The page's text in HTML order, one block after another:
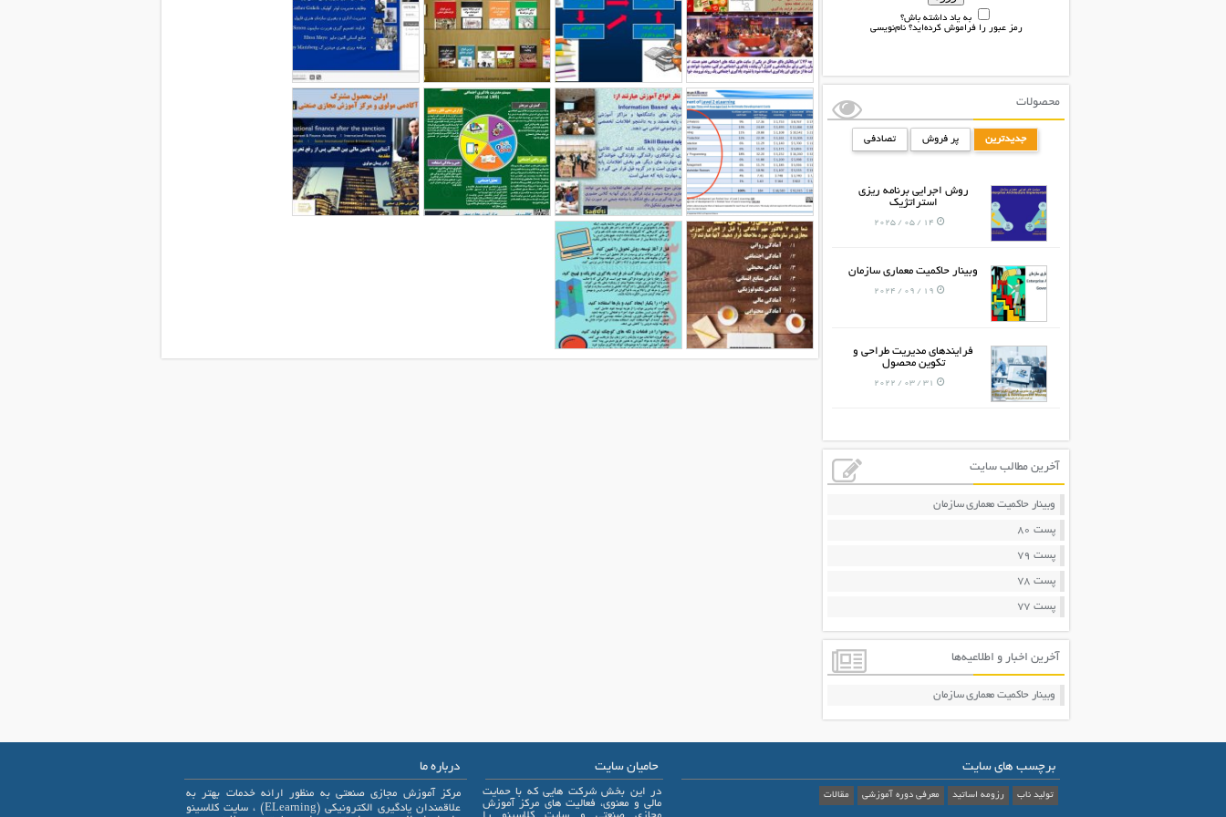
به یاد داشته باش؟
رمز عبور را فراموش کرده‌اید؟ نام‌نویسی
محصولات
جدیدترین پر فروش تصادفی
روش اجرایی برنامه ریزی
استراتژیک
14 / 05 / 2025
وبینار حاکمیت معماری سازمان
19 / 09 / 2024
فرایندهای مدیریت طراحی و
تکوین محصول
31 / 03 / 2022
آخرین مطالب سایت
وبینار حاکمیت معماری سازمان
پست 80
پست 79
پست 78
پست 77
آخرین اخبار و اطلاعیه‌ها
وبینار حاکمیت معماری سازمان
برچسب های سایت
تولید ناب رزومه اساتید معرفی دوره آموزشی مقالات
حامیان سایت
در این بخش شرکت هایی که با حمایت
مالی و معنوی، فعالیت های مرکز آموزش
درباره ما
مرکز آموزش مجازی صنعتی به منظور ارائه خدمات بهتر به
علاقمندان یادگیری الکترونیکی (ELearning) ، سایت کلاسینو